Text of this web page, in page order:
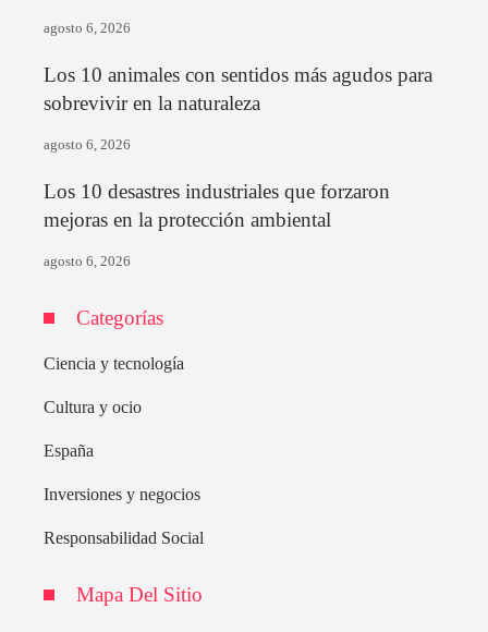
agosto 6, 2026
Los 10 animales con sentidos más agudos para
sobrevivir en la naturaleza
agosto 6, 2026
Los 10 desastres industriales que forzaron
mejoras en la protección ambiental
agosto 6, 2026
Categorías
Ciencia y tecnología
Cultura y ocio
España
Inversiones y negocios
Responsabilidad Social
Mapa Del Sitio